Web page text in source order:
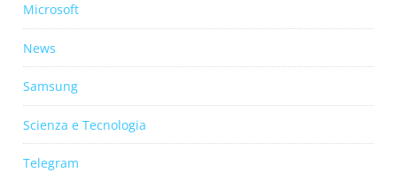
Microsoft
News
Samsung
Scienza e Tecnologia
Telegram